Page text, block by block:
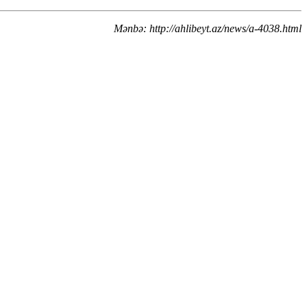
Mənbə: http://ahlibeyt.az/news/a-4038.html